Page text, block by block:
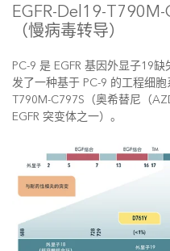
EGFR-Del19-
（慢病毒转导）
PC-9 是 EGFR 基因外显子19
发了一种基于 PC-9 的工程细
T790M-C797S（奥希替尼（
EGFR 突变体之一）。